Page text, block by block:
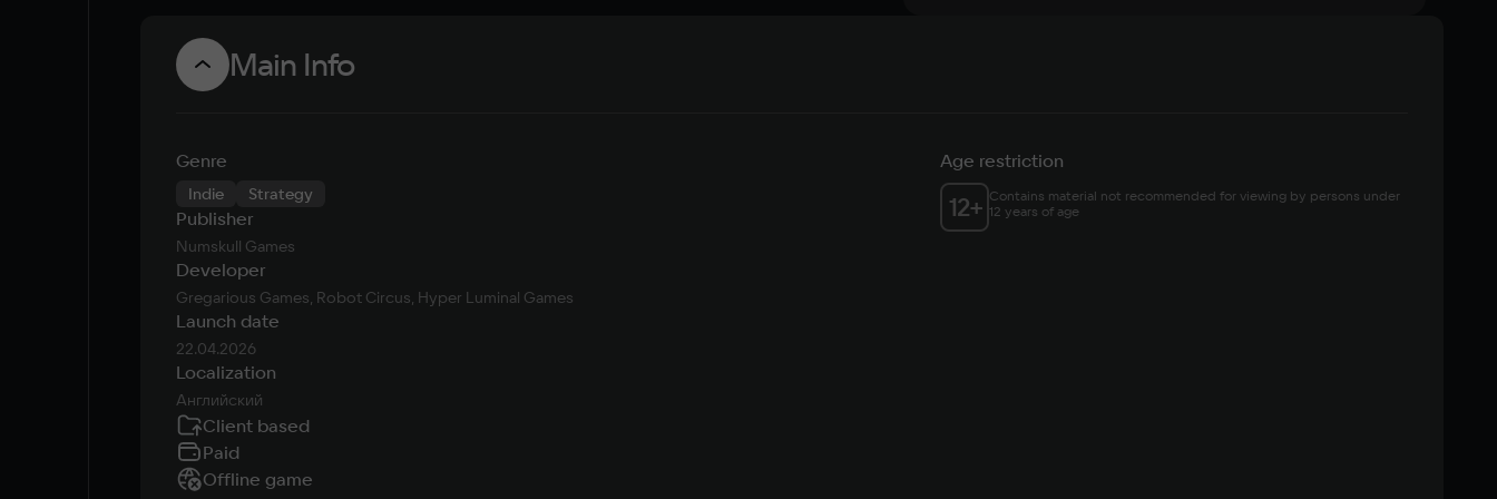
Main Info
Genre
Indie Strategy
Publisher
Numskull Games
Developer
Gregarious Games, Robot Circus, Hyper Luminal Games
Launch date
22.04.2026
Localization
Английский
Age restriction
12+ Contains material not recommended for viewing by persons under
12 years of age
Client based
Paid
Offline game